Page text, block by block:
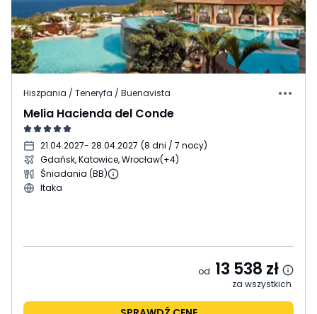
Hiszpania / Teneryfa / Buenavista
Melia Hacienda del Conde
21.04.2027- 28.04.2027 (8 dni / 7 nocy)
Gdańsk, Katowice, Wrocław(+4)
Śniadania (BB)
Itaka
od 13 538 zł
za wszystkich